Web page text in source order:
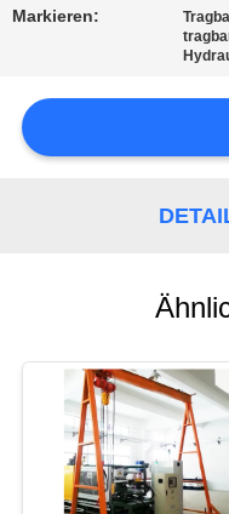
FORDERN
SIE
PRIVACY
POLICY
Markieren: